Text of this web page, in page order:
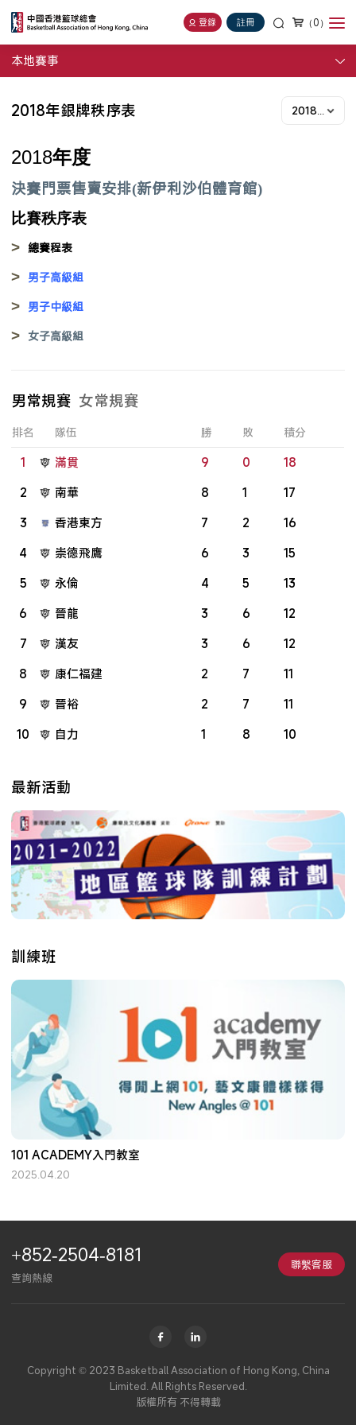
登錄 註冊 （0）
本地賽事
2018年銀牌秩序表 2018年度
2018年度
決賽門票售賣安排(新伊利沙伯體育館)
比賽秩序表
> 總賽程表
> 男子高級組
> 男子中級組
> 女子高級組
男常規賽 女常規賽
排名 隊伍 勝 敗 積分
1 滿貫 9 0
18
2
南華 8 1
17
3
香港東方 7 2
16
4
崇德飛鷹 6 3
15
5
永倫 4 5
13
6
晉龍 3 6
12
7
漢友 3 6
12
8
康仁福建 2 7
11
9
晉裕 2 7
11
10
自力 1 8 10
最新活動
訓練班
101 ACADEMY入門教室
2025.04.20
+852-2504-8181
查詢熱線
聯繫客服
Copyright © 2023 Basketball Association of Hong Kong, China
Limited. All Rights Reserved.
版權所有 不得轉載